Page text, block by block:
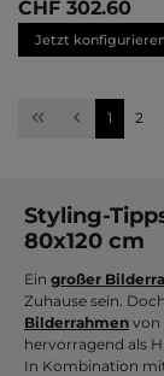
CHF 302.60
Jetzt
Seite
1 2
Styling-
80x120 cm
Ein großer
Zuhause sein.
Bilderrahmen von
hervorragend als
In Kombination